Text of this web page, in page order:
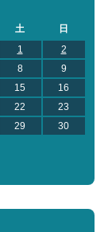
土
日
1
2
8
9
15
16
22
23
29
30